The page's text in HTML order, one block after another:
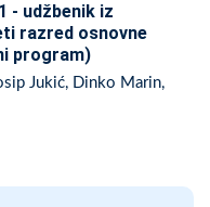
- udžbenik iz
razred osnovne
program)
Jukić, Dinko Marin,